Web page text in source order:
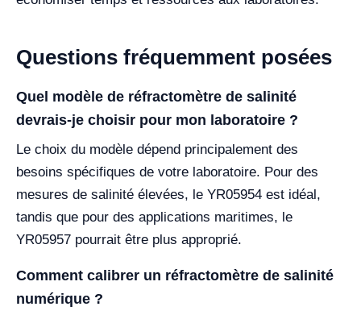
Questions fréquemment posées
Quel modèle de réfractomètre de salinité
devrais-je choisir pour mon laboratoire ?
Le choix du modèle dépend principalement des
besoins spécifiques de votre laboratoire. Pour des
mesures de salinité élevées, le YR05954 est idéal,
tandis que pour des applications maritimes, le
YR05957 pourrait être plus approprié.
Comment calibrer un réfractomètre de salinité
numérique ?